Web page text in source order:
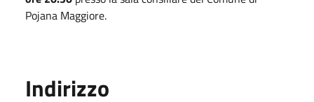
Pojana Maggiore.
Indirizzo